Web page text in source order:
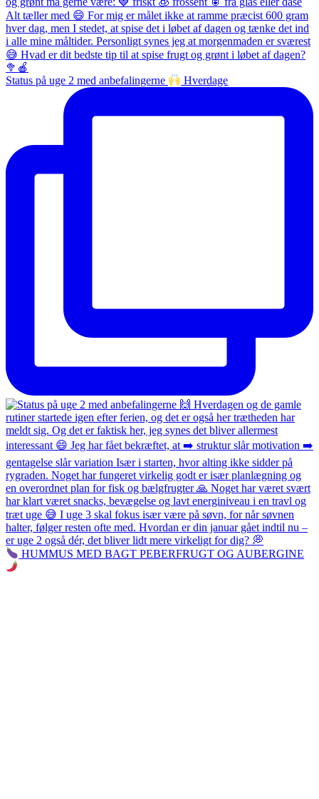
Status på uge 2 med anbefalingerne Hverdage
HUMMUS MED BAGT PEBERFRUGT OG AUBERGINE